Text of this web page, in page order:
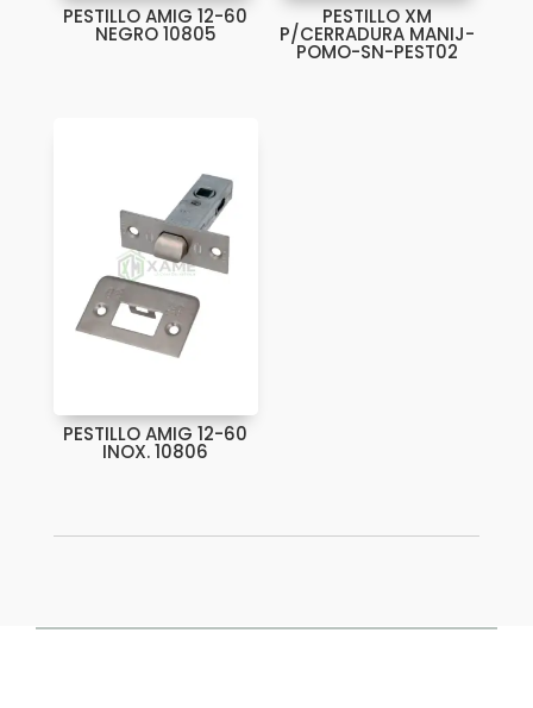
PESTILLO AMIG 12-60
NEGRO 10805
PESTILLO XM
P/CERRADURA MANIJ-
POMO-SN-PEST02
PESTILLO AMIG 12-60
INOX. 10806